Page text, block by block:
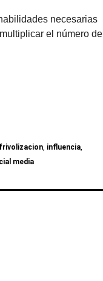
necesarias
el número de
frivolizacion, influencia,
media